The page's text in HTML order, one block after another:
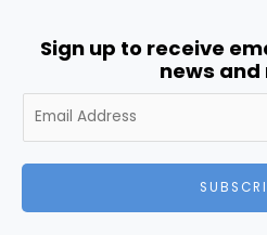
Sign up to receive
news and